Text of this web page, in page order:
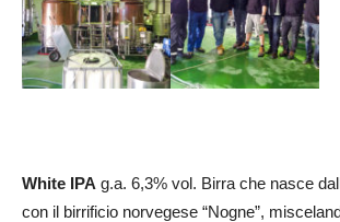
White IPA g.a. 6,3% vol. Birra che nasce
con il birrificio norvegese “Nogne”,